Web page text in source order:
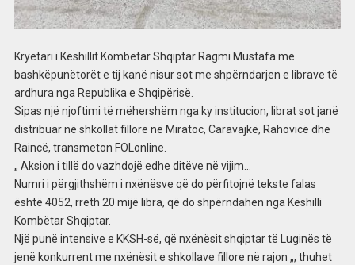
Kryetari i Këshillit Kombëtar Shqiptar Ragmi Mustafa me
bashkëpunëtorët e tij kanë nisur sot me shpërndarjen e librave të
ardhura nga Republika e Shqipërisë.
Sipas një njoftimi të mëhershëm nga ky institucion, librat sot janë
distribuar në shkollat fillore në Miratoc, Caravajkë, Rahovicë dhe
Raincë, transmeton FOLonline.
„ Aksion i tillë do vazhdojë edhe ditëve në vijim…
Numri i përgjithshëm i nxënësve që do përfitojnë tekste falas
është 4052, rreth 20 mijë libra, që do shpërndahen nga Këshilli
Kombëtar Shqiptar.
Një punë intensive e KKSH-së, që nxënësit shqiptar të Luginës të
jenë konkurrent me nxënësit e shkollave fillore në rajon „, thuhet